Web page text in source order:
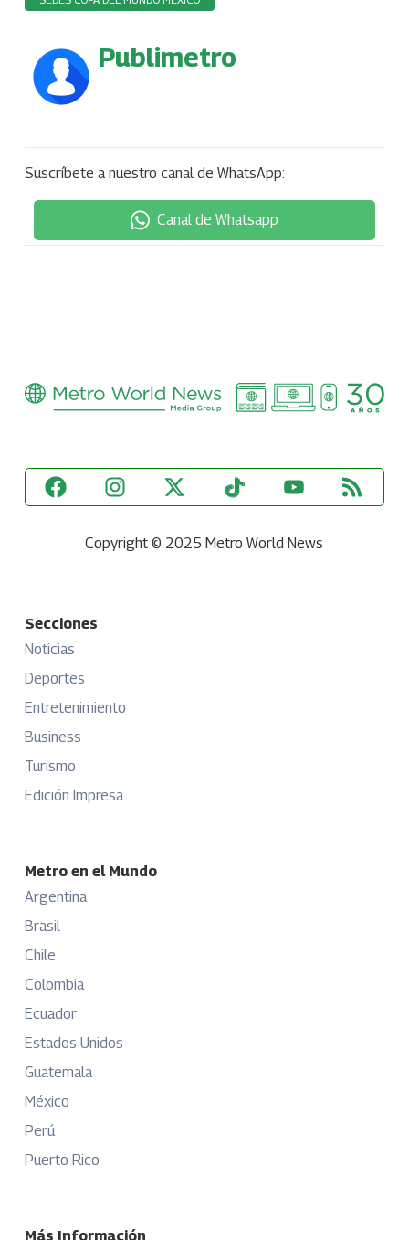
Publimetro
Suscríbete a nuestro canal de WhatsApp:
Canal de Whatsapp
Copyright © 2025 Metro World News
Secciones
Noticias
Deportes
Entretenimiento
Business
Turismo
Edición Impresa
Metro en el Mundo
Argentina
Brasil
Chile
Colombia
Ecuador
Estados Unidos
Guatemala
México
Perú
Puerto Rico
Más Información